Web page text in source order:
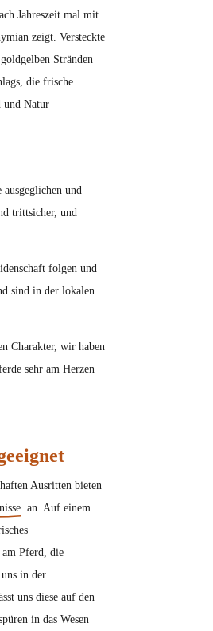
Jahreszeit mal mit
zeigt. Versteckte
Stränden
die frische
und Natur
und
trittsicher, und
folgen und
sind in der lokalen
Charakter, wir haben
sehr am Herzen
Ausritten bieten
an. Auf einem
Pferd, die
in der
uns diese auf den
in das Wesen